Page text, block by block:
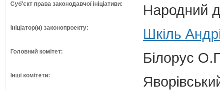
Суб'єкт права законодавчої ініціативи: Народний
Ініціатор(и) законопроекту: Шкіль
Головний комітет: Білорус
Інші комітети: